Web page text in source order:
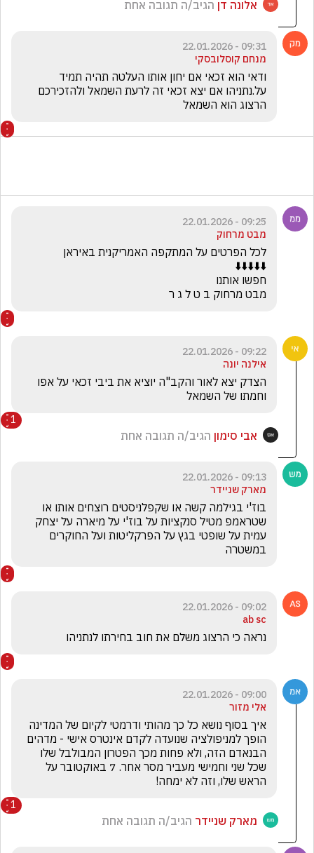
אלונה דן הגיב/ה תגובה אחת
09:31 - 22.01.2026
מנחם קוסלובסקי
הרצוג הוא השמאל
09:25 - 22.01.2026
מבט מרחוק
מבט מרחוק ב ט ל ג ר
09:22 - 22.01.2026
אילנה יונה
וחמתו של השמאל
1
אבי סימון הגיב/ה תגובה אחת
09:13 - 22.01.2026
מארק שניידר
במשטרה
09:02 - 22.01.2026
ab sc
נראה כי הרצוג משלם את חוב בחירתו לנתניהו
09:00 - 22.01.2026
אלי מזור
הראש שלו, וזה לא ימחה!
1
מארק שניידר הגיב/ה תגובה אחת